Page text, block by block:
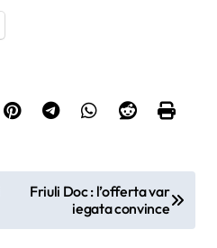
Friuli Doc : l’offerta var
iegata convince